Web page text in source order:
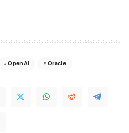
OpenAI Oracle